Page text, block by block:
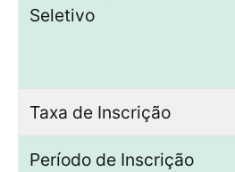
Seletivo
Taxa de Inscrição
Período de Inscrição